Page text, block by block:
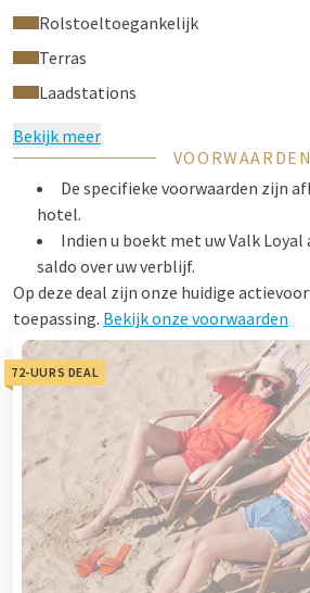
Rolstoeltoegankelijk
Terras
Laadstations
Bekijk meer
VOORWAARDEN
De specifieke voorwaarden zijn
hotel.
Indien u boekt met uw Valk Loyal
saldo over uw verblijf.
Op deze deal zijn onze huidige
toepassing. Bekijk onze voorwaarden
72-UURS DEAL